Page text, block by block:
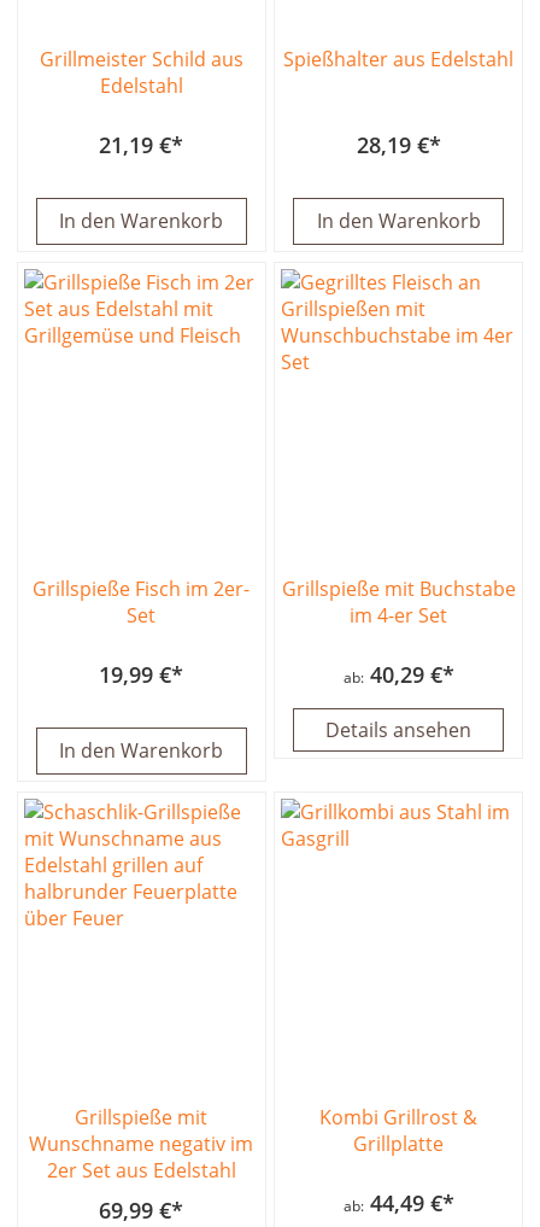
Grillmeister Schild aus
Edelstahl
21,19 €
In den Warenkorb
Spießhalter aus Edelstahl
28,19 €
In den Warenkorb
Grillspieße Fisch im 2er-
Set
19,99 €
In den Warenkorb
Grillspieße mit Buchstabe
im 4-er Set
ab 40,29 €
Details ansehen
Grillspieße mit
Wunschname negativ im
2er Set aus Edelstahl
69,99 €
Kombi Grillrost &
Grillplatte
ab 44,49 €